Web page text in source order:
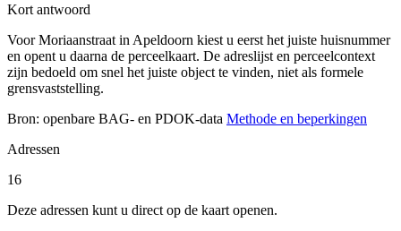
Kort antwoord
Voor Moriaanstraat in Apeldoorn kiest u eerst het juiste huisnummer
en opent u daarna de perceelkaart. De adreslijst en perceelcontext
zijn bedoeld om snel het juiste object te vinden, niet als formele
grensvaststelling.
Bron: openbare BAG- en PDOK-data Methode en beperkingen
Adressen
16
Deze adressen kunt u direct op de kaart openen.